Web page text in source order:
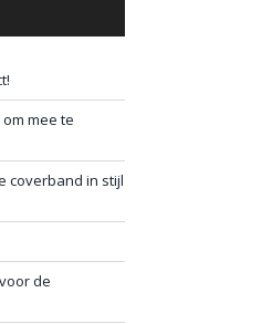
mee te
coverband in stijl
de